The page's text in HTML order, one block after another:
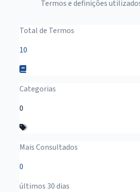
Termos e definições
Total de Termos
10
Categorias
0
Mais Consultados
0
últimos 30 dias